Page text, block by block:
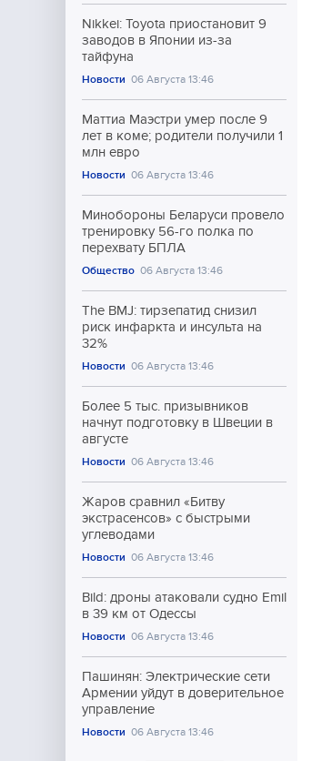
Nikkei: Toyota приостановит 9
заводов в Японии из-за
тайфуна
Новости 06 Августа 13:46
Маттиа Маэстри умер после 9
лет в коме; родители получили 1
млн евро
Новости 06 Августа 13:46
Минобороны Беларуси провело
тренировку 56-го полка по
перехвату БПЛА
Общество 06 Августа 13:46
The BMJ: тирзепатид снизил
риск инфаркта и инсульта на
32%
Новости 06 Августа 13:46
Более 5 тыс. призывников
начнут подготовку в Швеции в
августе
Новости 06 Августа 13:46
Жаров сравнил «Битву
экстрасенсов» с быстрыми
углеводами
Новости 06 Августа 13:46
Bild: дроны атаковали судно Emil
в 39 км от Одессы
Новости 06 Августа 13:46
Пашинян: Электрические сети
Армении уйдут в доверительное
управление
Новости 06 Августа 13:46